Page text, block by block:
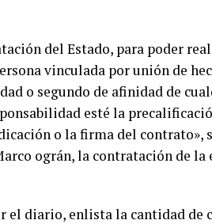
del Estado, para poder
vinculada por unión de
o segundo de afinidad de
esté la
o la firma del contrato»,
ográn, la contratación de la
diario, enlista la cantidad de